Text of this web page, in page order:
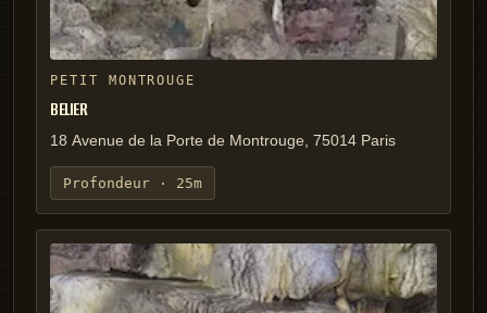
PETIT MONTROUGE
BELIER
18 Avenue de la Porte de Montrouge, 75014 Paris
Profondeur · 25m